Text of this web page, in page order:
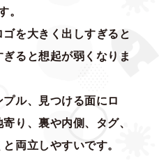
。
を大きく出しすぎると
ると想起が弱くなりま
ル、見つける面にロ
り、裏や内側、タグ、
両立しやすいです。